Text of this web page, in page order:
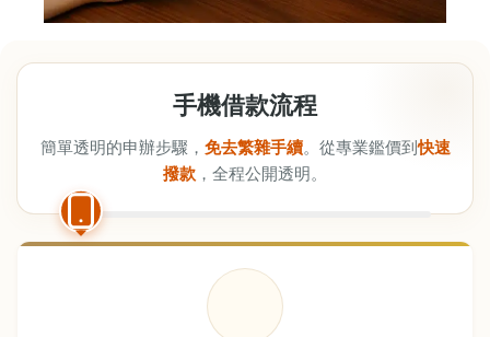
手機借款流程
簡單透明的申辦步驟， 免去繁雜手續。從專業鑑價到快速
撥款 ，全程公開透明。